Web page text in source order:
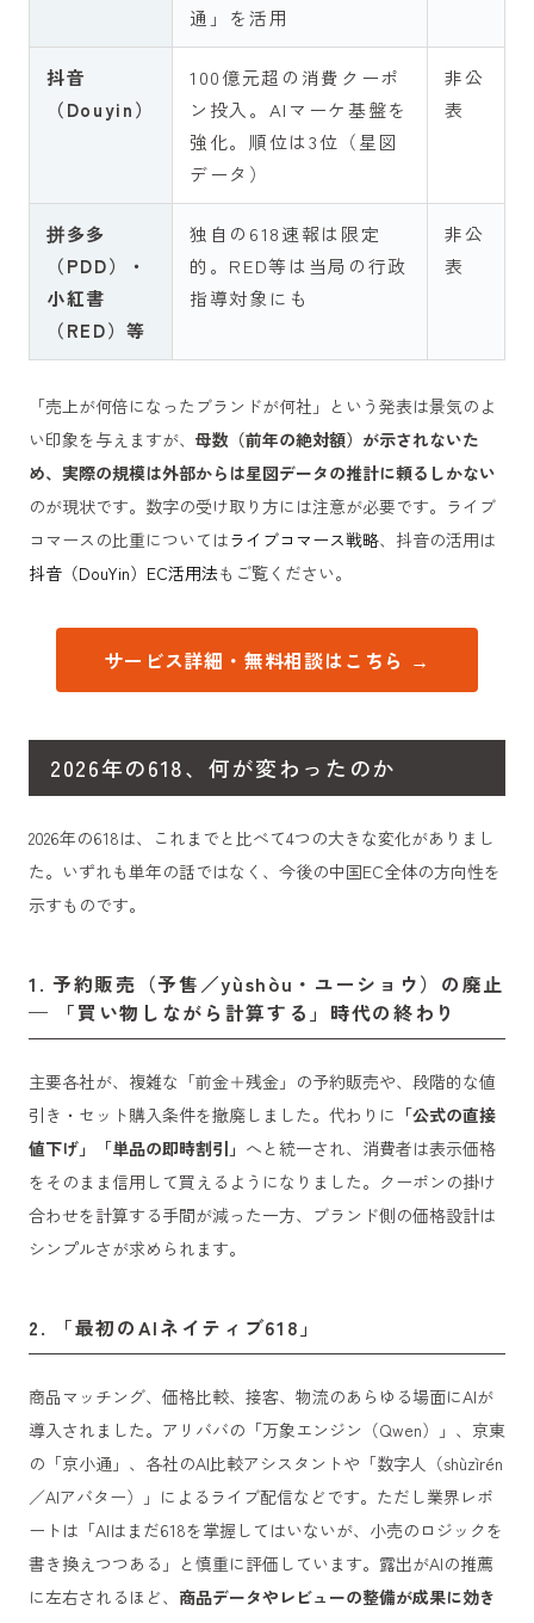
通」を活用
抖音
（Douyin）
100億元超の消費クーポ
ン投入。AIマーケ基盤を
強化。順位は3位（星図
データ）
非公
表
拼多多
（PDD）・
小紅書
（RED）等
独自の618速報は限定
的。RED等は当局の行政
指導対象にも
非公
表
「売上が何倍になったブランドが何社」という発表は景気のよ
い印象を与えますが、 母数（前年の絶対額）が示されないた
め、実際の規模は外部からは星図データの推計に頼るしかない
のが現状です。数字の受け取り方には注意が必要です。ライブ
コマースの比重についてはライブコマース戦略、抖音の活用は
抖音（DouYin）EC活用法もご覧ください。
サービス詳細・無料相談はこちら →
2026年の618、何が変わったのか
2026年の618は、これまでと比べて4つの大きな変化がありまし
た。いずれも単年の話ではなく、今後の中国EC全体の方向性を
示すものです。
1. 予約販売（予售／yùshòu・ユーショウ）の廃止
— 「買い物しながら計算する」時代の終わり
主要各社が、複雑な「前金＋残金」の予約販売や、段階的な値
引き・セット購入条件を撤廃しました。代わりに 「公式の直接
値下げ」「単品の即時割引」 へと統一され、消費者は表示価格
をそのまま信用して買えるようになりました。クーポンの掛け
合わせを計算する手間が減った一方、ブランド側の価格設計は
シンプルさが求められます。
2. 「最初のAIネイティブ618」
商品マッチング、価格比較、接客、物流のあらゆる場面にAIが
導入されました。アリババの「万象エンジン（Qwen）」、京東
の「京小通」、各社のAI比較アシスタントや「数字人（shùzìrén
／AIアバター）」によるライブ配信などです。ただし業界レポ
ートは「AIはまだ618を掌握してはいないが、小売のロジックを
書き換えつつある」と慎重に評価しています。露出がAIの推薦
に左右されるほど、 商品データやレビューの整備が成果に効き